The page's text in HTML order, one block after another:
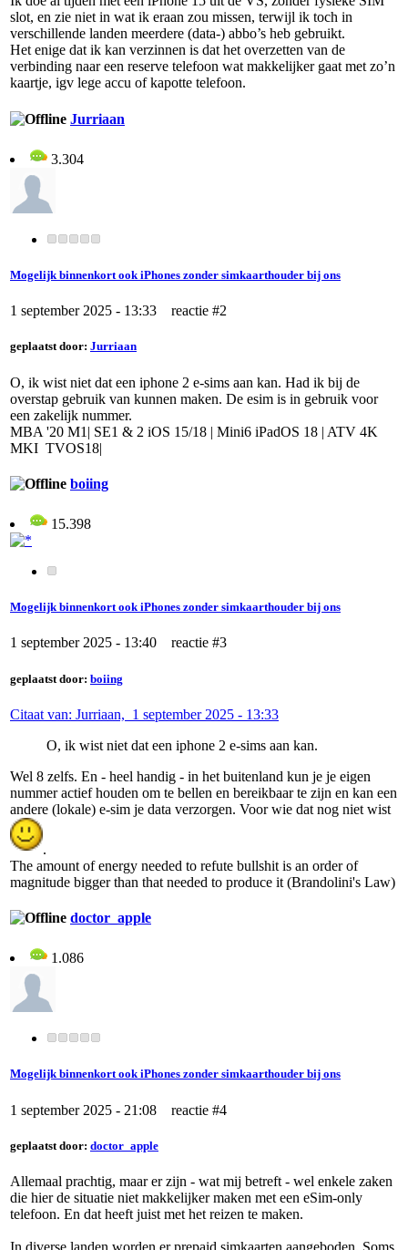
slot, en zie niet in wat ik eraan zou missen, terwijl ik toch in
verschillende landen meerdere (data-) abbo’s heb gebruikt.
Het enige dat ik kan verzinnen is dat het overzetten van de
verbinding naar een reserve telefoon wat makkelijker gaat met zo’n
kaartje, igv lege accu of kapotte telefoon.
Jurriaan
3.304
Mogelijk binnenkort ook iPhones zonder simkaarthouder bij ons
1 september 2025 - 13:33 reactie #2
geplaatst door: Jurriaan
O, ik wist niet dat een iphone 2 e-sims aan kan. Had ik bij de
overstap gebruik van kunnen maken. De esim is in gebruik voor
een zakelijk nummer.
MBA '20 M1| SE1 & 2 iOS 15/18 | Mini6 iPadOS 18 | ATV 4K
MKI TVOS18|
boiing
15.398
Mogelijk binnenkort ook iPhones zonder simkaarthouder bij ons
1 september 2025 - 13:40 reactie #3
geplaatst door: boiing
Citaat van: Jurriaan, 1 september 2025 - 13:33
O, ik wist niet dat een iphone 2 e-sims aan kan.
Wel 8 zelfs. En - heel handig - in het buitenland kun je je eigen
nummer actief houden om te bellen en bereikbaar te zijn en kan een
andere (lokale) e-sim je data verzorgen. Voor wie dat nog niet wist
.
The amount of energy needed to refute bullshit is an order of
magnitude bigger than that needed to produce it (Brandolini's Law)
doctor_apple
1.086
Mogelijk binnenkort ook iPhones zonder simkaarthouder bij ons
1 september 2025 - 21:08 reactie #4
geplaatst door: doctor_apple
Allemaal prachtig, maar er zijn - wat mij betreft - wel enkele zaken
die hier de situatie niet makkelijker maken met een eSim-only
telefoon. En dat heeft juist met het reizen te maken.
In diverse landen worden er prepaid simkaarten aangeboden. Soms